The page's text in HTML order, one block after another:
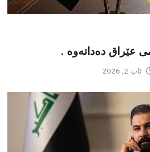
عێراق دەداتەوە .
ئاب 2, 2026